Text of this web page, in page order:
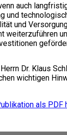
auch
und
und
weiterzuführen
Dr. Klaus
wichtigen
als PDF